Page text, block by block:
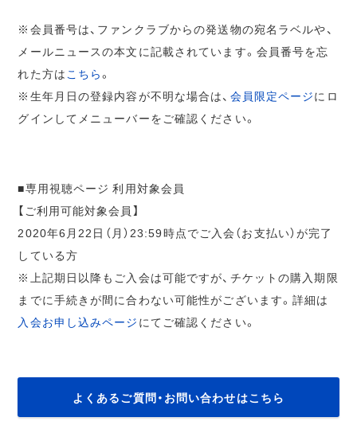
※会員番号は、ファンクラブからの発送物の宛名ラベルや、
メールニュースの本文に記載されています。会員番号を忘
れた方は こちら。
※生年月日の登録内容が不明な場合は、 会員限定ページにロ
グインしてメニューバーをご確認ください。
■専用視聴ページ 利用対象会員
【ご利用可能対象会員】
2020年6月22日（月）23:59時点でご入会（お支払い）が完了
している方
※上記期日以降もご入会は可能ですが、チケットの購入期限
までに手続きが間に合わない可能性がございます。詳細は
入会お申し込みページ にてご確認ください。
よくあるご質問・お問い合わせはこちら